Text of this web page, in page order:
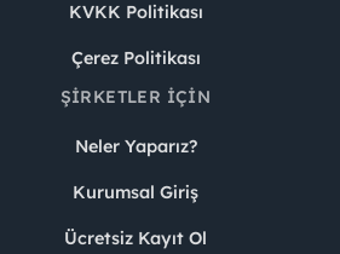
KVKK Politikası
Çerez Politikası
ŞIRKETLER İÇIN
Neler Yaparız?
Kurumsal Giriş
Ücretsiz Kayıt Ol